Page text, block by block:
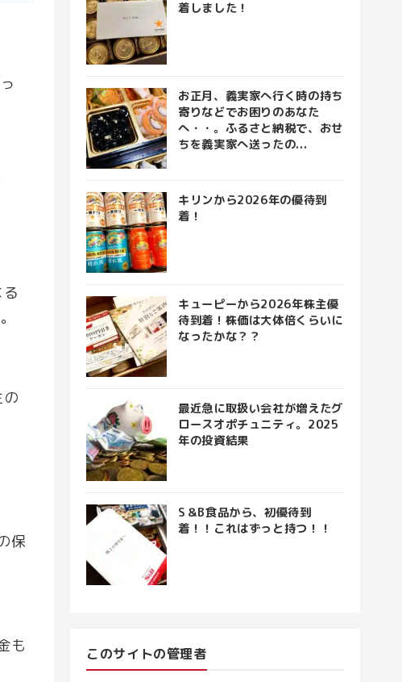
保
も
着しました！
お正月、義実家へ行く時の持ち
寄りなどでお困りのあなた
へ・・。ふるさと納税で、おせ
ちを義実家へ送ったの...
キリンから2026年の優待到
着！
キューピーから2026年株主優
待到着！株価は大体倍くらいに
なったかな？？
最近急に取扱い会社が増えたグ
ロースオポチュニティ。2025
年の投資結果
S＆B食品から、初優待到
着！！これはずっと持つ！！
このサイトの管理者